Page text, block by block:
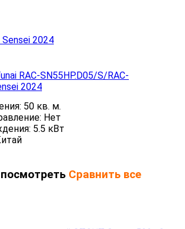
RAC-SN55HP.D05/S/RAC-
2024
50 кв. м.
Нет
5.5 кВт
Сравнить все